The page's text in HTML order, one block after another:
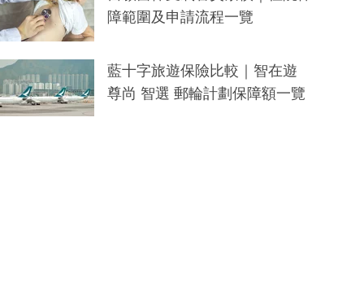
障範圍及申請流程一覽
藍十字旅遊保險比較｜智在遊
尊尚 智選 郵輪計劃保障額一覽